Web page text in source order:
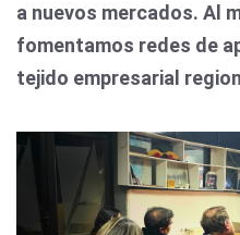
a nuevos mercados. Al
fomentamos redes de
tejido empresarial